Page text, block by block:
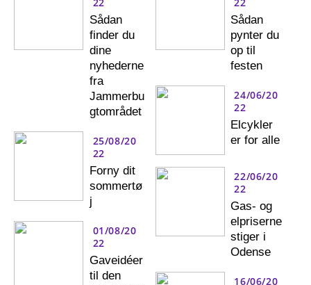
Sådan
finder du
dine
nyhederne
fra
Jammerbu
gtområdet
25/08/20
22
Forny dit
sommertø
j
01/08/20
22
Gaveidéer
til den
Sådan
pynter du
op til
festen
24/06/20
22
Elcykler
er for alle
22/06/20
22
Gas- og
elpriserne
stiger i
Odense
16/06/20